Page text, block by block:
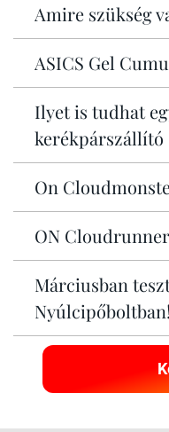
Amire szükség
ASICS Gel
Ilyet is tudhat
kerékpárszállító
On
ON
Márciusban
Nyúlcipőboltban!